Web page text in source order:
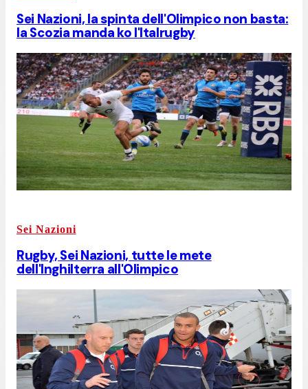
Sei Nazioni, la spinta dell'Olimpico non basta:
la Scozia manda ko l'Italrugby
Sei Nazioni
Rugby, Sei Nazioni, tutte le mete
dell'Inghilterra all'Olimpico